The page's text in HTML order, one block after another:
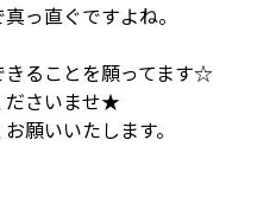
っ直ぐですよね。
ることを願ってます☆
ださいませ★
願いいたします。